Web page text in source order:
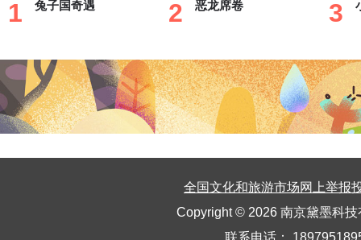
1 兔子国奇遇 2 恶龙席卷 3
全国文化和旅游市场网上举报
Copyright © 2026 南京黛墨科